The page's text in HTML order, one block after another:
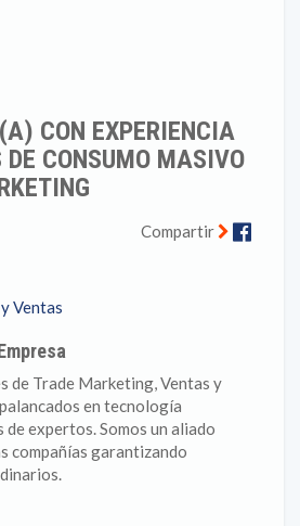
CON EXPERIENCIA
DE CONSUMO MASIVO
Compartir
Ventas
de Trade Marketing, Ventas y
en tecnología
de expertos. Somos un aliado
compañías garantizando